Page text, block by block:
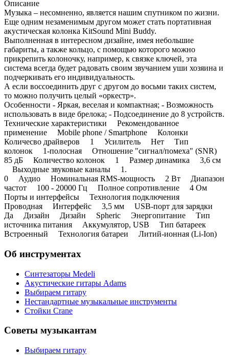
Описание
Музыка – несомненно, является нашим спутником по жизни.
Еще одним незаменимым другом может стать портативная
акустическая колонка KitSound Mini Buddy.
Выполненная в интересном дизайне, имея небольшие
габариты, а также кольцо, с помощью которого можно
прикрепить колоночку, например, к связке ключей, эта
система всегда будет радовать своим звучанием уши хозяина и
подчеркивать его индивидуальность.
А если воссоединить друг с другом до восьми таких систем,
то можно получить целый «оркестр».
Особенности - Яркая, веселая и компактная; - Возможность
использовать в виде брелока; - Подсоединение до 8 устройств.
Технические характеристики Рекомендованное
применение Mobile phone / Smartphone Колонки
Количесво драйверов 1 Усилитель Нет Тип
колонок 1-полосная Отношение "сигнал/помеха" (SNR)
85 дБ Количество колонок 1 Размер динамика 3,6 см
Выходные звуковые каналы 1.
0 Аудио Номинальная RMS-мощность 2 Вт Диапазон
частот 100 - 20000 Гц Полное сопротивление 4 Ом
Порты и интерфейсы Технология подключения
Проводная Интерфейс 3,5 мм USB-порт для зарядки
Да Дизайн Дизайн Spheric Энергопитание Тип
источника питания Аккумулятор, USB Тип батареек
Встроенный Технология батареи Литий-ионная (Li-Ion)
Об инструментах
Синтезаторы Мedeli
Акустические гитары Adams
Выбираем гитару
Нестандартные музыкальные инструменты
Стойки Crane
Советы музыкантам
Выбираем гитару